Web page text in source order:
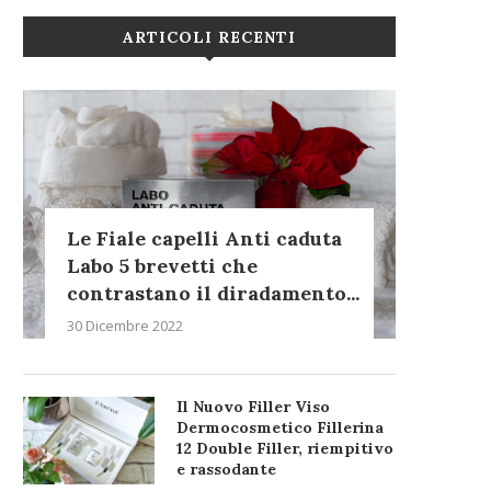
ARTICOLI RECENTI
Le Fiale capelli Anti caduta
Labo 5 brevetti che
contrastano il diradamento...
30 Dicembre 2022
Il Nuovo Filler Viso
Dermocosmetico Fillerina
12 Double Filler, riempitivo
e rassodante